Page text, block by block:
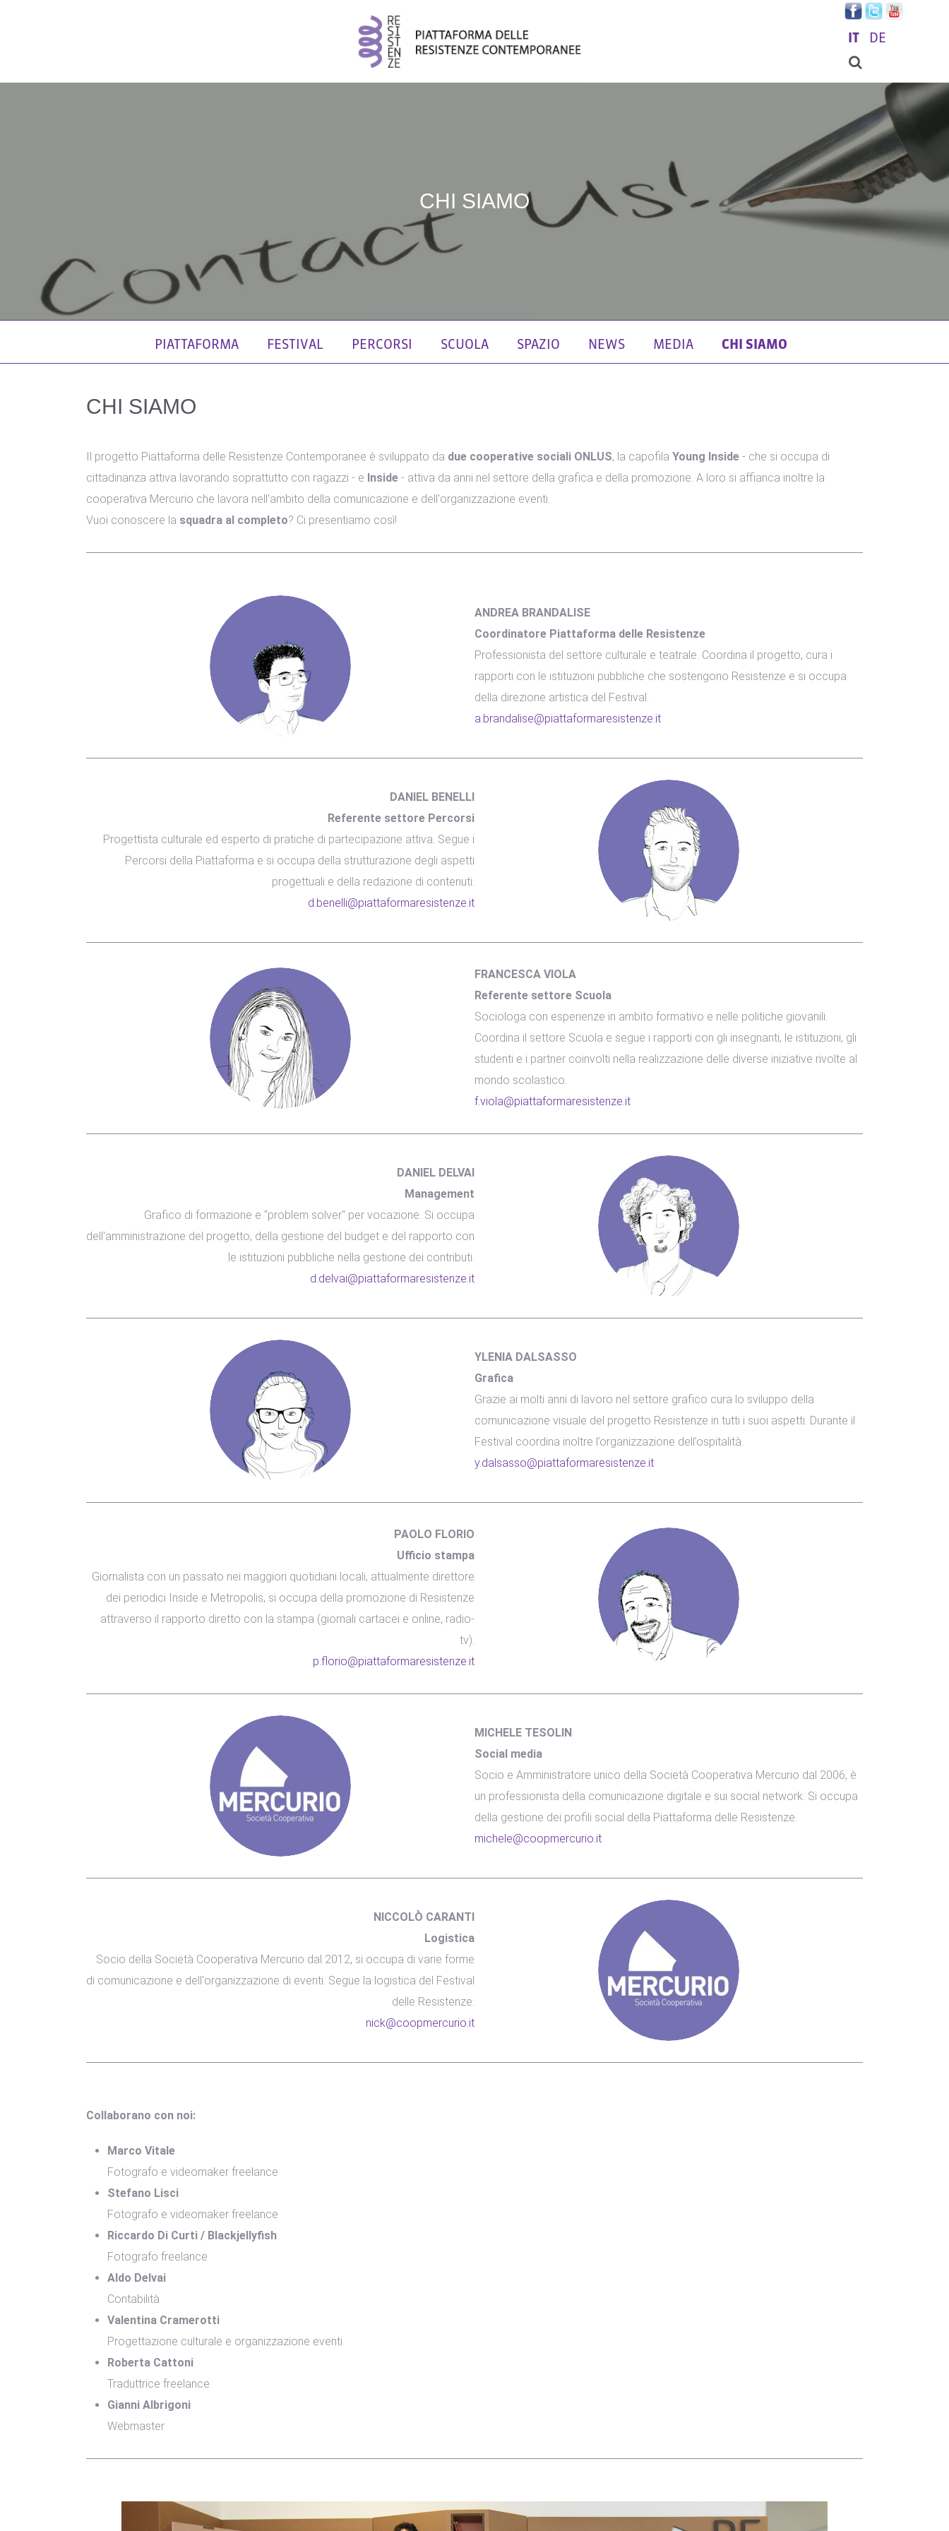
IT DE
CHI SIAMO
PIATTAFORMA FESTIVAL PERCORSI SCUOLA SPAZIO NEWS MEDIA CHI SIAMO
CHI SIAMO
Il progetto Piattaforma delle Resistenze Contemporanee è sviluppato da due cooperative sociali ONLUS, la capofila Young Inside - che si occupa di
cittadinanza attiva lavorando soprattutto con ragazzi - e Inside - attiva da anni nel settore della grafica e della promozione. A loro si affianca inoltre la
cooperativa Mercurio che lavora nell'ambito della comunicazione e dell'organizzazione eventi.
Vuoi conoscere la squadra al completo? Ci presentiamo così!
ANDREA BRANDALISE
Coordinatore Piattaforma delle Resistenze
Professionista del settore culturale e teatrale. Coordina il progetto, cura i
rapporti con le istituzioni pubbliche che sostengono Resistenze e si occupa
della direzione artistica del Festival.
a.brandalise@piattaformaresistenze.it
DANIEL BENELLI
Referente settore Percorsi
Progettista culturale ed esperto di pratiche di partecipazione attiva. Segue i
Percorsi della Piattaforma e si occupa della strutturazione degli aspetti
progettuali e della redazione di contenuti.
d.benelli@piattaformaresistenze.it
FRANCESCA VIOLA
Referente settore Scuola
Sociologa con esperienze in ambito formativo e nelle politiche giovanili.
Coordina il settore Scuola e segue i rapporti con gli insegnanti, le istituzioni, gli
studenti e i partner coinvolti nella realizzazione delle diverse iniziative rivolte al
mondo scolastico.
f.viola@piattaformaresistenze.it
DANIEL DELVAI
Management
Grafico di formazione e "problem solver" per vocazione. Si occupa
dell'amministrazione del progetto, della gestione del budget e del rapporto con
le istituzioni pubbliche nella gestione dei contributi.
d.delvai@piattaformaresistenze.it
YLENIA DALSASSO
Grafica
Grazie ai molti anni di lavoro nel settore grafico cura lo sviluppo della
comunicazione visuale del progetto Resistenze in tutti i suoi aspetti. Durante il
Festival coordina inoltre l’organizzazione dell’ospitalità.
y.dalsasso@piattaformaresistenze.it
PAOLO FLORIO
Ufficio stampa
Giornalista con un passato nei maggiori quotidiani locali, attualmente direttore
dei periodici Inside e Metropolis, si occupa della promozione di Resistenze
attraverso il rapporto diretto con la stampa (giornali cartacei e online, radio-
tv).
p.florio@piattaformaresistenze.it
MICHELE TESOLIN
Social media
Socio e Amministratore unico della Società Cooperativa Mercurio dal 2006, è
un professionista della comunicazione digitale e sui social network. Si occupa
della gestione dei profili social della Piattaforma delle Resistenze.
michele@coopmercurio.it
NICCOLÒ CARANTI
Logistica
Socio della Società Cooperativa Mercurio dal 2012, si occupa di varie forme
di comunicazione e dell'organizzazione di eventi. Segue la logistica del Festival
delle Resistenze.
nick@coopmercurio.it
Collaborano con noi:
Marco Vitale
Fotografo e videomaker freelance
Stefano Lisci
Fotografo e videomaker freelance
Riccardo Di Curti / Blackjellyfish
Fotografo freelance
Aldo Delvai
Contabilità
Valentina Cramerotti
Progettazione culturale e organizzazione eventi
Roberta Cattoni
Traduttrice freelance
Gianni Albrigoni
Webmaster